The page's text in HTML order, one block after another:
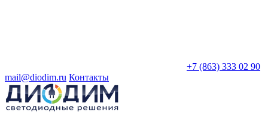
+7 (863) 333 02 90
mail@diodim.ru Контакты